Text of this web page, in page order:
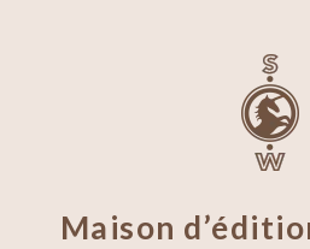
Maison